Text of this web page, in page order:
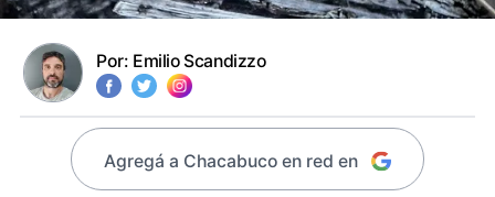
Por: Emilio Scandizzo
Agregá a Chacabuco en red en